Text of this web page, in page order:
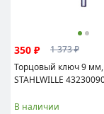
350 ₽
1 373 ₽
Торцовый ключ 9 мм,
STAHLWILLE
В наличии